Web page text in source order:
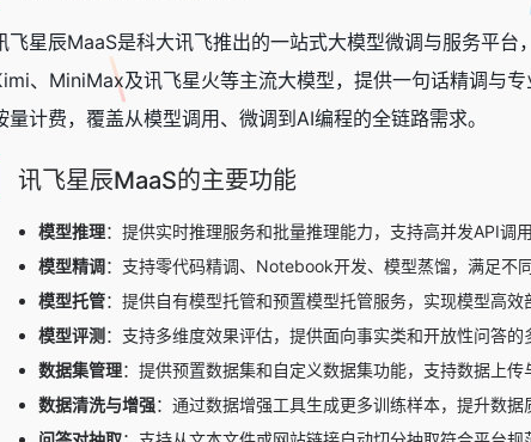
飞星辰MaaS是科大讯飞推出的一站式大模型微调与服务平
、MiniMax及讯飞星火等主流大模型，提供一句话精调与
量计费，覆盖从模型调用、微调到AI编程的全链路需求。
讯飞星辰MaaS的主要功能
模型推理：提供实时推理服务和批量推理能力，支持高并发API调
模型精调：支持零代码精调、Notebook开发、模型蒸馏，满足不
模型托管：提供自有模型托管和预置模型托管服务，实现模型高效
模型评测 ：支持多维度效果评估，提供面向事实类和开放性问答的
数据集管理：提供预置数据集和自定义数据集功能，支持数据上传
数据清洗与增强：通过数据增强工具生成更多训练样本，提升数据